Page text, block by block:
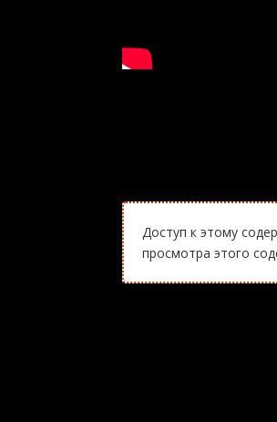
Доступ к этому
просмотра этого